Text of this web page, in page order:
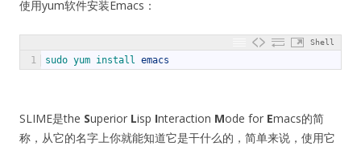
使用yum软件安装Emacs：
Shell
1 sudo yum install emacs
SLIME是the Superior Lisp Interaction Mode for Emacs的简
称，从它的名字上你就能知道它是干什么的，简单来说，使用它